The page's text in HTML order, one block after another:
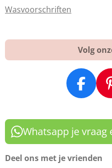
Wasvoorschriften
Volg
F
a
c
e
b
o
Whatsapp je
Deel ons met je vrienden